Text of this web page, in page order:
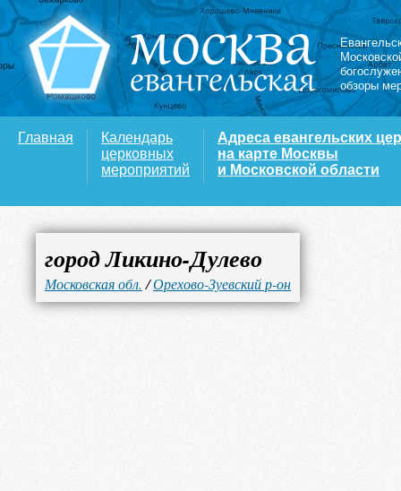
обзоры
Главная
Календарь
церковных
мероприятий
Адреса евангельских
на карте Москвы
и Московской области
город Ликино-Дулево
Московская обл. /Орехово-Зуевский р-он